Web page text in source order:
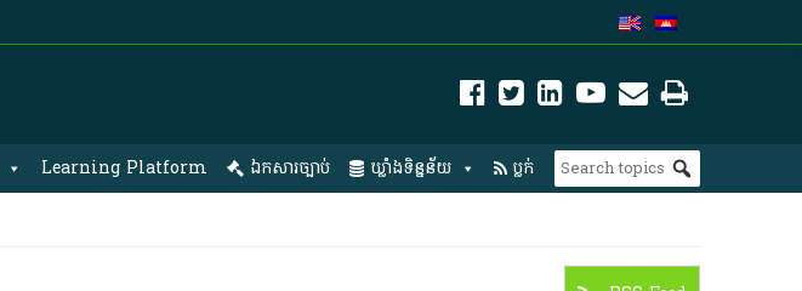
Learning Platform ឯកសារច្បាប់ ឃ្លាំងទិន្នន័យ ប្លក់